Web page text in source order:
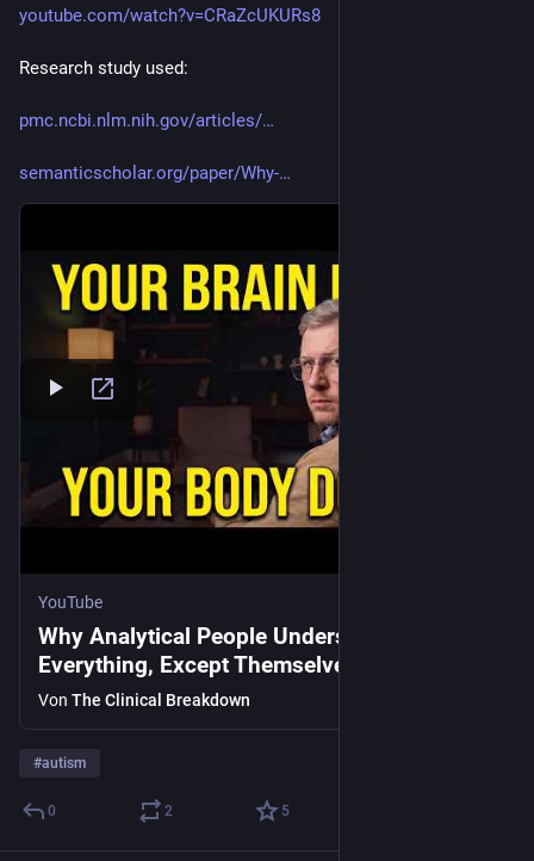
youtube.com/watch?v=CRaZcUKURs8
Research study used:
pmc.ncbi.nlm.nih.gov/articles/
semanticscholar.org/paper/Why-
YouTube
Why Analytical People Understand
Everything, Except Themselves
Von The Clinical Breakdown
#autism
0 2 5